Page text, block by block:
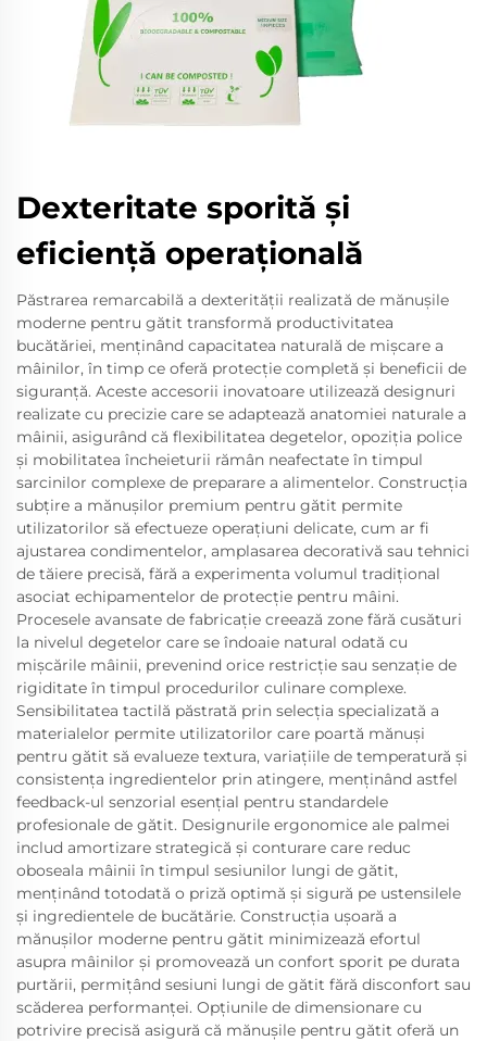
Dexteritate sporită și
eficiență operațională
Păstrarea remarcabilă a dexterității realizată de mănușile
moderne pentru gătit transformă productivitatea
bucătăriei, menținând capacitatea naturală de mișcare a
mâinilor, în timp ce oferă protecție completă și beneficii de
siguranță. Aceste accesorii inovatoare utilizează designuri
realizate cu precizie care se adaptează anatomiei naturale a
mâinii, asigurând că flexibilitatea degetelor, opoziția police
și mobilitatea încheieturii rămân neafectate în timpul
sarcinilor complexe de preparare a alimentelor. Construcția
subțire a mănușilor premium pentru gătit permite
utilizatorilor să efectueze operațiuni delicate, cum ar fi
ajustarea condimentelor, amplasarea decorativă sau tehnici
de tăiere precisă, fără a experimenta volumul tradițional
asociat echipamentelor de protecție pentru mâini.
Procesele avansate de fabricație creează zone fără cusături
la nivelul degetelor care se îndoaie natural odată cu
mișcările mâinii, prevenind orice restricție sau senzație de
rigiditate în timpul procedurilor culinare complexe.
Sensibilitatea tactilă păstrată prin selecția specializată a
materialelor permite utilizatorilor care poartă mănuși
pentru gătit să evalueze textura, variațiile de temperatură și
consistența ingredientelor prin atingere, menținând astfel
feedback-ul senzorial esențial pentru standardele
profesionale de gătit. Designurile ergonomice ale palmei
includ amortizare strategică și conturare care reduc
oboseala mâinii în timpul sesiunilor lungi de gătit,
menținând totodată o priză optimă și sigură pe ustensilele
și ingredientele de bucătărie. Construcția ușoară a
mănușilor moderne pentru gătit minimizează efortul
asupra mâinilor și promovează un confort sporit pe durata
purtării, permițând sesiuni lungi de gătit fără disconfort sau
scăderea performanței. Opțiunile de dimensionare cu
potrivire precisă asigură că mănușile pentru gătit oferă un